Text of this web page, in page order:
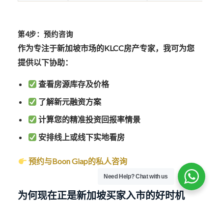
第4步：预约咨询
作为专注于新加坡市场的KLCC房产专家，我可为您
提供以下协助：
查看房源库存及价格
了解新元融资方案
计算您的精准投资回报率情景
安排线上或线下实地看房
预约与Boon Giap的私人咨询
为何现在正是新加坡买家入市的好时机
Need Help?Chat with us